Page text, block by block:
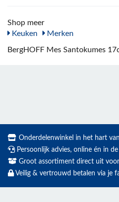
Shop meer
Keuken
Merken
BergHOFF Mes Santokumes
Onderdelenwinkel in het hart
Persoonlijk advies, online én in de
Groot assortiment direct uit
Veilig & vertrouwd betalen via je